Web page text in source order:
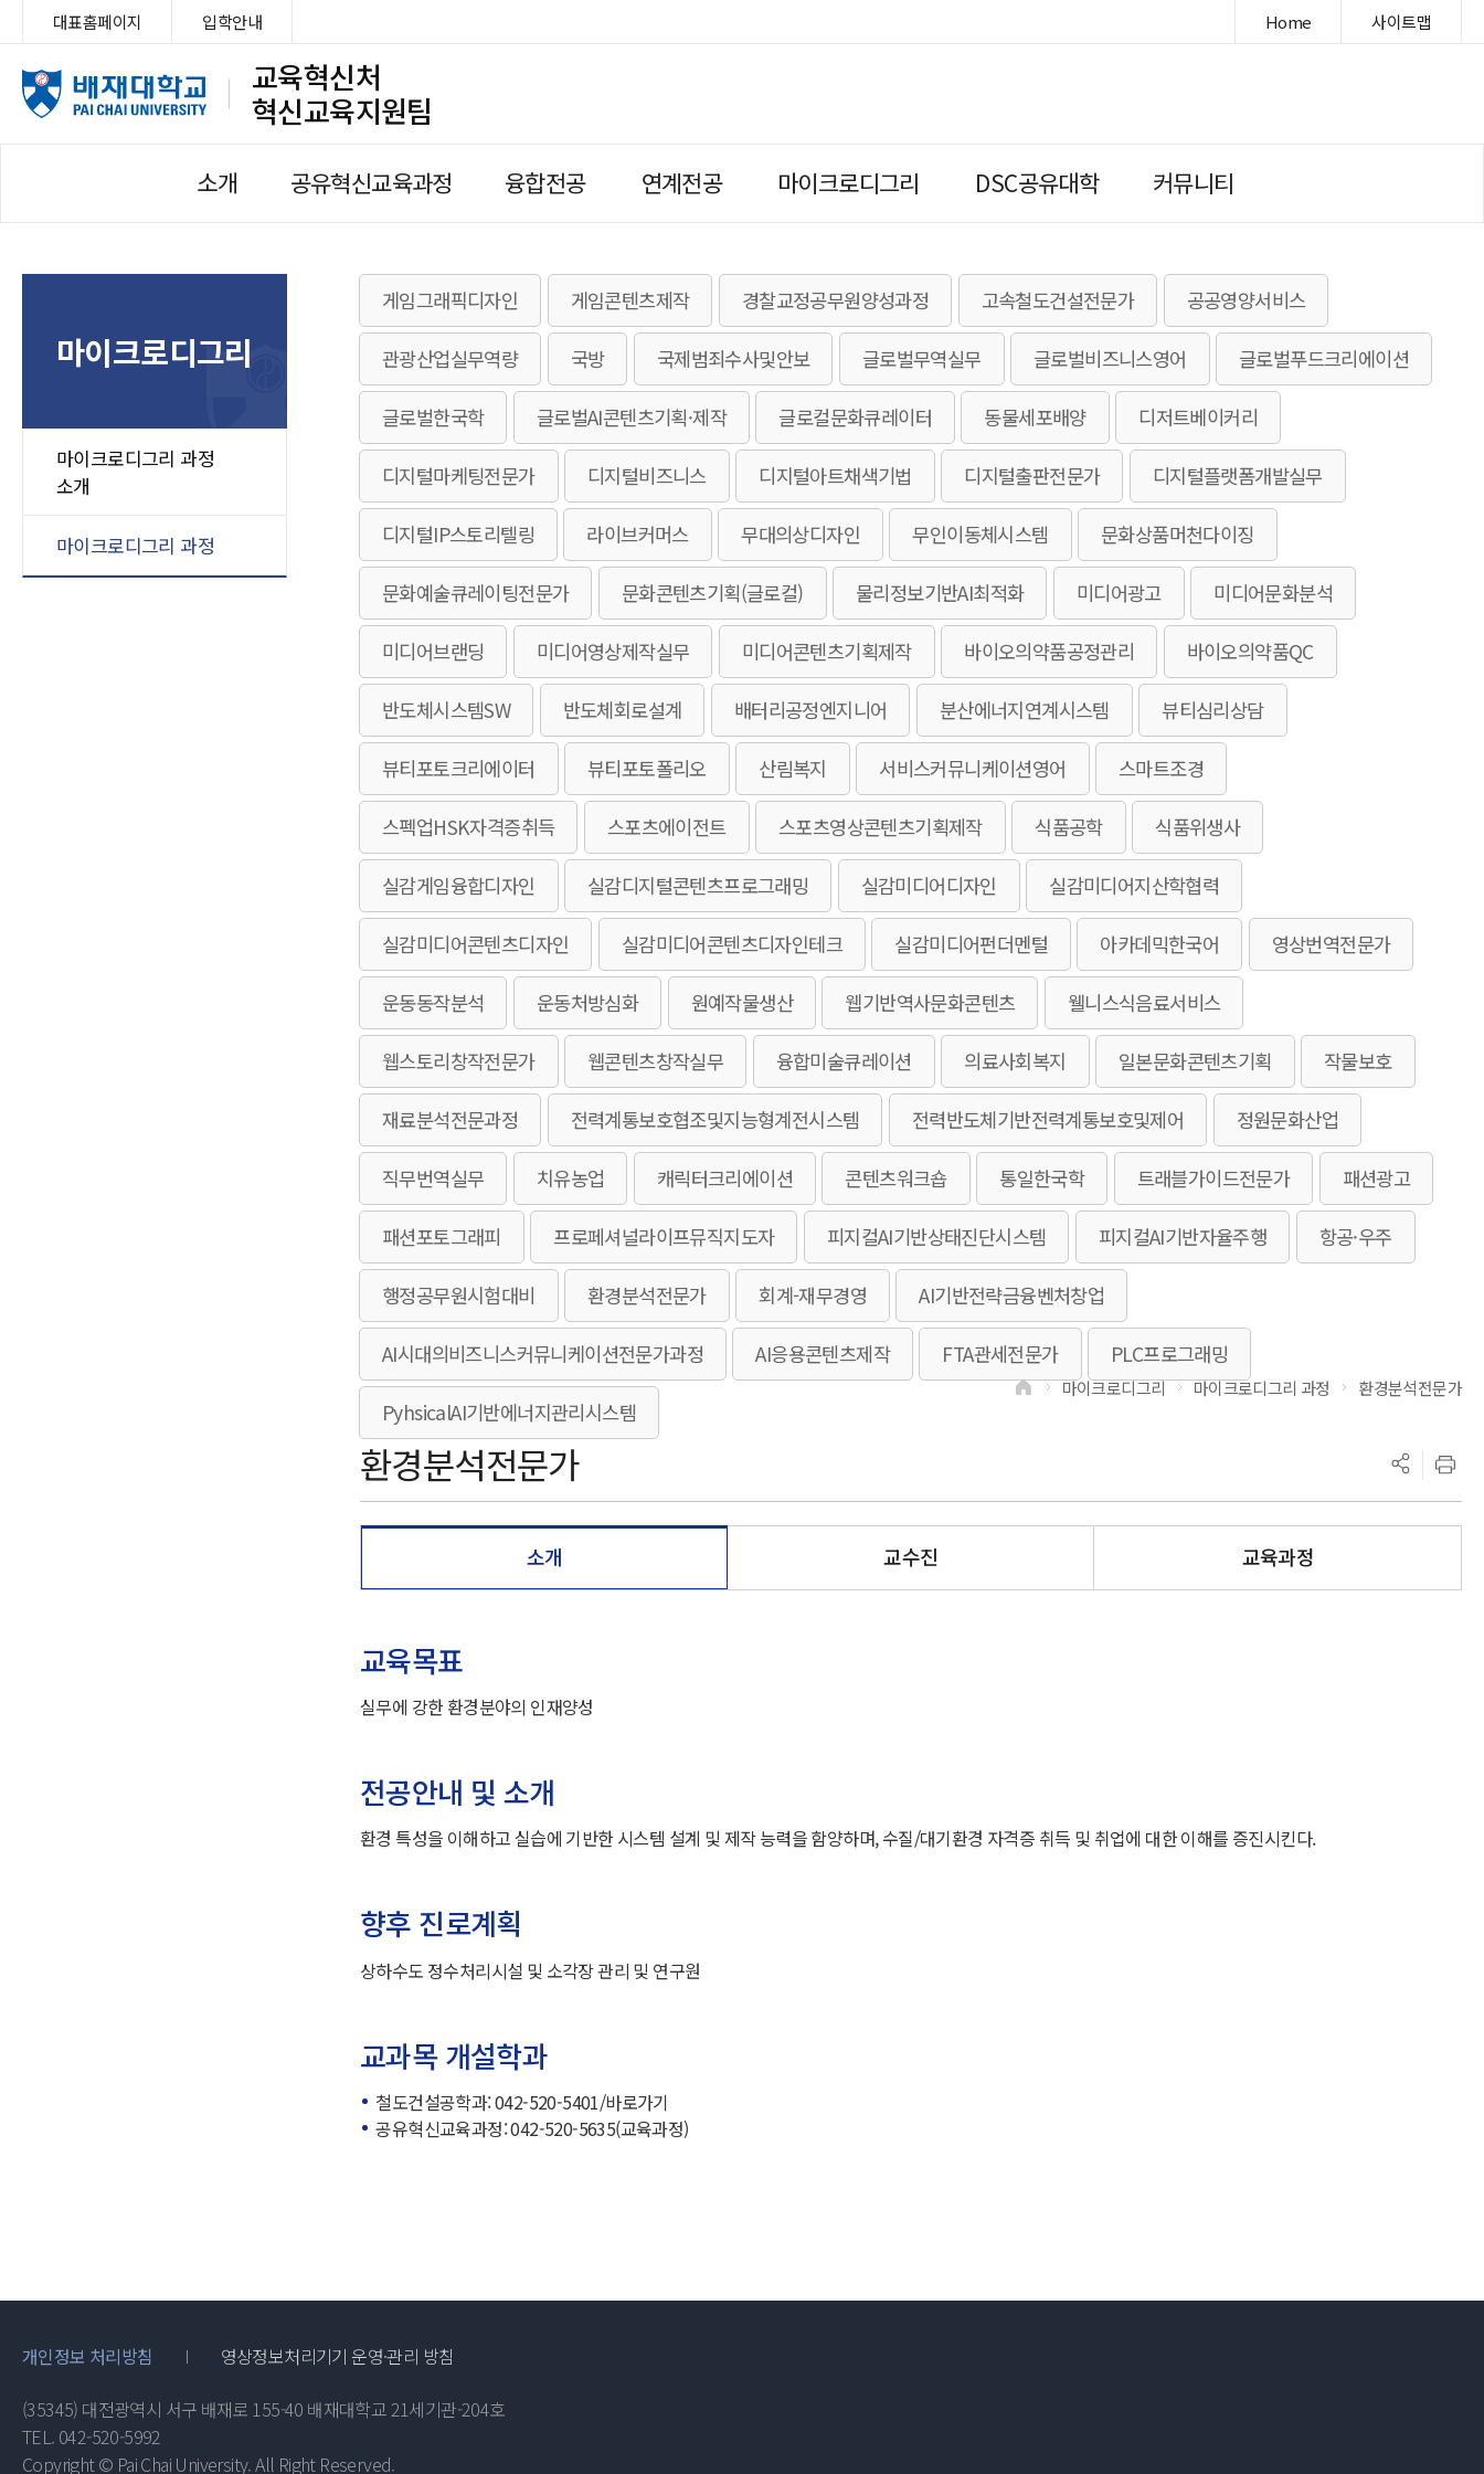
교육혁신처
혁신교육지원팀
대표홈페이지 입학안내 Home 사이트맵
소개 공유혁신교육과정 융합전공 연계전공 마이크로디그리 DSC공유대학 커뮤니티
마이크로디그리
마이크로디그리 과정
소개
마이크로디그리 과정
게임그래픽디자인 게임콘텐츠제작 경찰교정공무원양성과정 고속철도건설전문가 공공영양서비스
관광산업실무역량 국방 국제범죄수사및안보 글로벌무역실무 글로벌비즈니스영어 글로벌푸드크리에이션
글로벌한국학 글로벌AI콘텐츠기획·제작 글로컬문화큐레이터 동물세포배양 디저트베이커리
디지털마케팅전문가 디지털비즈니스 디지털아트채색기법 디지털출판전문가 디지털플랫폼개발실무
디지털IP스토리텔링 라이브커머스 무대의상디자인 무인이동체시스템 문화상품머천다이징
문화예술큐레이팅전문가 문화콘텐츠기획(글로컬) 물리정보기반AI최적화 미디어광고 미디어문화분석
미디어브랜딩 미디어영상제작실무 미디어콘텐츠기획제작 바이오의약품공정관리 바이오의약품QC
반도체시스템SW 반도체회로설계 배터리공정엔지니어 분산에너지연계시스템 뷰티심리상담
뷰티포토크리에이터 뷰티포토폴리오 산림복지 서비스커뮤니케이션영어 스마트조경
스펙업HSK자격증취득 스포츠에이전트 스포츠영상콘텐츠기획제작 식품공학 식품위생사
실감게임융합디자인 실감디지털콘텐츠프로그래밍 실감미디어디자인 실감미디어지산학협력
실감미디어콘텐츠디자인 실감미디어콘텐츠디자인테크 실감미디어펀더멘털 아카데믹한국어 영상번역전문가
운동동작분석 운동처방심화 원예작물생산 웹기반역사문화콘텐츠 웰니스식음료서비스
웹스토리창작전문가 웹콘텐츠창작실무 융합미술큐레이션 의료사회복지 일본문화콘텐츠기획 작물보호
재료분석전문과정 전력계통보호협조및지능형계전시스템 전력반도체기반전력계통보호및제어 정원문화산업
직무번역실무 치유농업 캐릭터크리에이션 콘텐츠워크숍 통일한국학 트래블가이드전문가 패션광고
패션포토그래피 프로페셔널라이프뮤직지도자 피지컬AI기반상태진단시스템 피지컬AI기반자율주행 항공·우주
행정공무원시험대비 환경분석전문가 회계-재무경영 AI기반전략금융벤처창업
AI시대의비즈니스커뮤니케이션전문가과정 AI응용콘텐츠제작 FTA관세전문가 PLC프로그래밍
PyhsicalAI기반에너지관리시스템
환경분석전문가
HOME 마이크로디그리 마이크로디그리 과정 환경분석전문가
소개 교수진 교육과정
교육목표
실무에 강한 환경분야의 인재양성
전공안내 및 소개
환경 특성을 이해하고 실습에 기반한 시스템 설계 및 제작 능력을 함양하며, 수질/대기환경 자격증 취득 및 취업에 대한 이해를 증진시킨다.
향후 진로계획
상하수도 정수처리시설 및 소각장 관리 및 연구원
교과목 개설학과
철도건설공학과: 042-520-5401/바로가기
공유혁신교육과정: 042-520-5635(교육과정)
개인정보 처리방침
영상정보처리기기 운영·관리 방침
(35345) 대전광역시 서구 배재로 155-40 배재대학교 21세기관-204호
TEL. 042-520-5992
Copyright © Pai Chai University. All Right Reserved.